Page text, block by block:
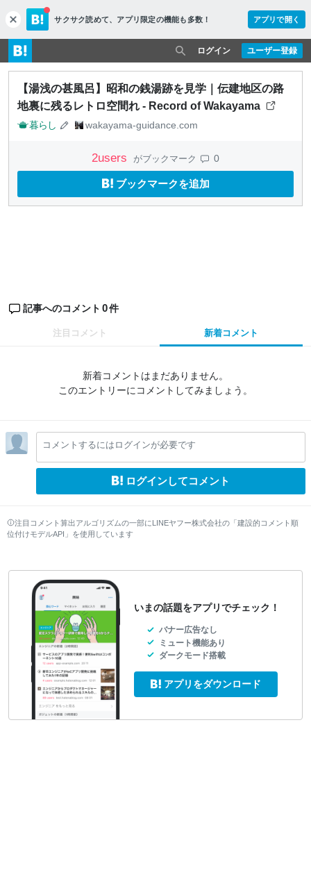
c
l
o
s
e
サクサク読めて、 アプリ限定の機能も多数！ アプリで開く
ユーザー登録
ログイン
【湯浅の甚風呂】昭和の銭湯跡を見学｜伝建地区の路
地裏に残るレトロ空間れ - Record of Wakayama
暮らし wakayama-guidance.com
2users がブックマーク 0
ブックマークを追加
記事へのコメント 0件
注目コメント 新着コメント
新着コメントはまだありません。
このエントリーにコメントしてみましょう。
コメントするにはログインが必要です
ログインしてコメント
注目コメント算出アルゴリズムの一部にLINEヤフー株式会社の「建設的コメント順
位付けモデルAPI」を使用しています
いまの話題をアプリでチェック！
バナー広告なし
ミュート機能あり
ダークモード搭載
アプリをダウンロード